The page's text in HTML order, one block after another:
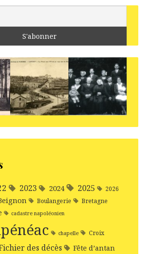
2023 2024 2025 2026
Boulangerie Bretagne
cadastre napoléonien
chapelle Croix
des décès Fête d’antan